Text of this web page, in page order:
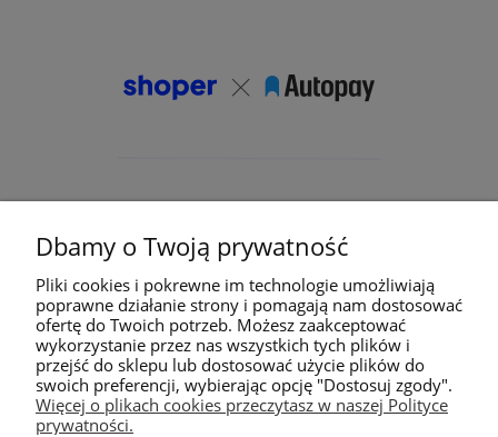
Dbamy o Twoją prywatność
Pliki cookies i pokrewne im technologie umożliwiają
poprawne działanie strony i pomagają nam dostosować
ofertę do Twoich potrzeb. Możesz zaakceptować
wykorzystanie przez nas wszystkich tych plików i
przejść do sklepu lub dostosować użycie plików do
swoich preferencji, wybierając opcję "Dostosuj zgody".
Więcej o plikach cookies przeczytasz w naszej Polityce
prywatności.